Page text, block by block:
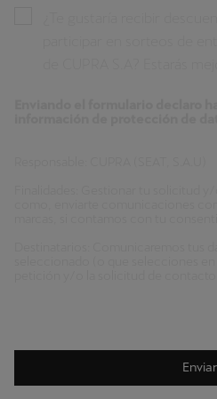
pueden estar ubicados fuera del
ponte en contacto con el DPO o
Legitimación: El interés legítimo en
Enviar